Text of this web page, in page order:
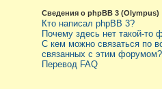
Сведения о phpBB 3 (Olympus)
Кто написал phpBB 3?
Почему здесь нет такой-то
С кем можно связаться по
связанных с этим форумом?
Перевод FAQ